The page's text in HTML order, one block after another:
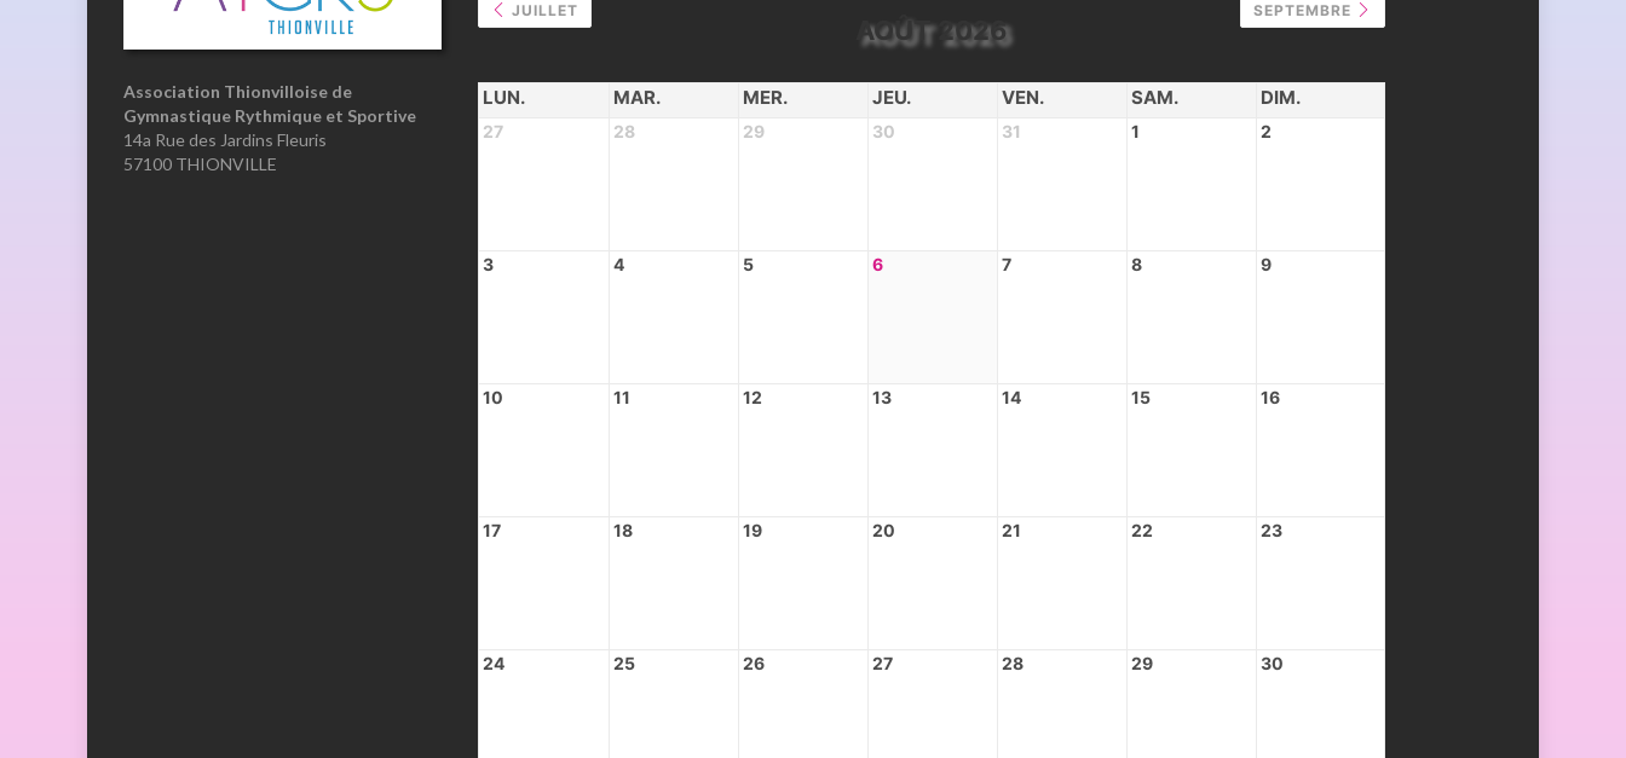
Association Thionvilloise de
Gymnastique Rythmique et Sportive
14a Rue des Jardins Fleuris
57100 THIONVILLE
JUILLET
AOÛT 2026
SEPTEMBRE
LUN. MAR. MER. JEU. VEN. SAM. DIM.
27 28 29 30 31 1 2
3 4 5 6 7 8 9
10 11 12 13 14 15 16
17 18 19 20 21 22 23
24 25 26 27 28 29 30